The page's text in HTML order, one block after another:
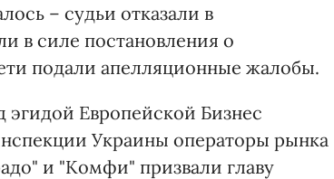
– судьи отказали в
в силе постановления о
подали апелляционные жалобы.
эгидой Европейской Бизнес
Украины операторы рынка
и "Комфи" призвали главу